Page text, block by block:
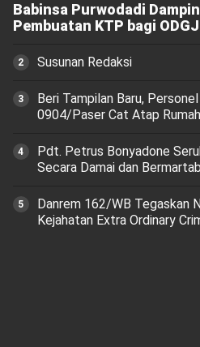
Babinsa Purwodadi
Pembuatan KTP bagi ODGJ
Susunan Redaksi
Beri Tampilan Baru,
0904/Paser Cat Atap
Pdt. Petrus Bonyadone
Secara Damai dan
Danrem 162/WB Tegaskan
Kejahatan Extra Ordinary